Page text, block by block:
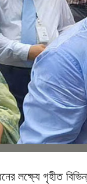
লক্ষ্যে গৃহীত